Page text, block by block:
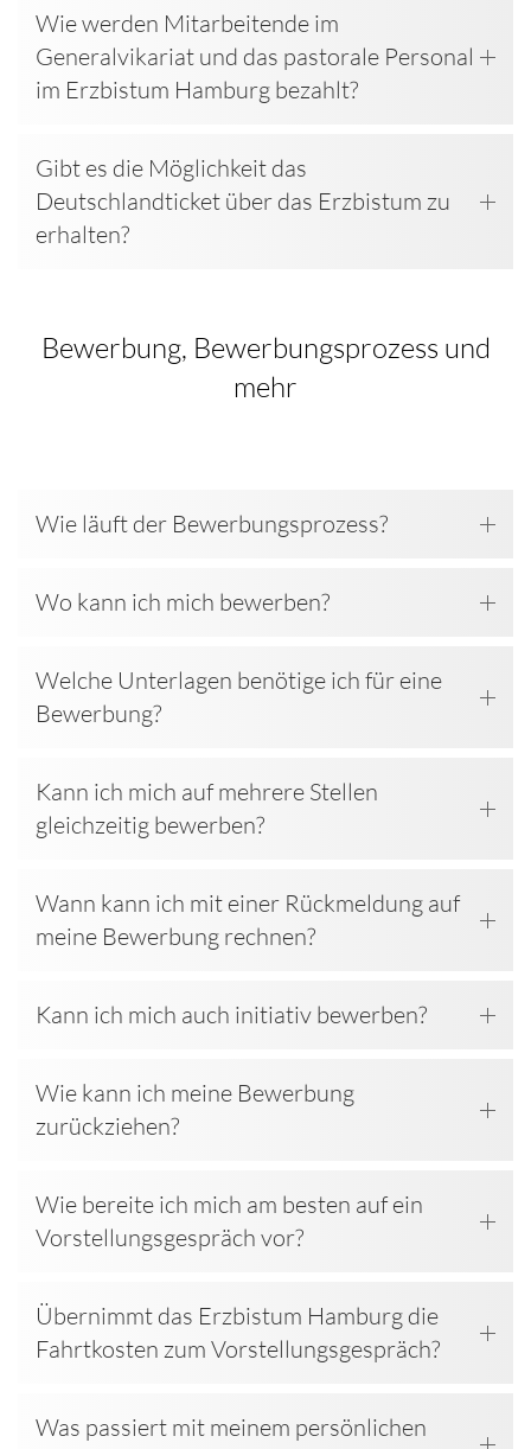
Wie werden Mitarbeitende im
Generalvikariat und das pastorale Personal
im Erzbistum Hamburg bezahlt?
Gibt es die Möglichkeit das
Deutschlandticket über das Erzbistum zu
erhalten?
Bewerbung, Bewerbungsprozess und
mehr
Wie läuft der Bewerbungsprozess?
Wo kann ich mich bewerben?
Welche Unterlagen benötige ich für eine
Bewerbung?
Kann ich mich auf mehrere Stellen
gleichzeitig bewerben?
Wann kann ich mit einer Rückmeldung auf
meine Bewerbung rechnen?
Kann ich mich auch initiativ bewerben?
Wie kann ich meine Bewerbung
zurückziehen?
Wie bereite ich mich am besten auf ein
Vorstellungsgespräch vor?
Übernimmt das Erzbistum Hamburg die
Fahrtkosten zum Vorstellungsgespräch?
Was passiert mit meinem persönlichen